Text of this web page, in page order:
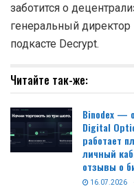
заботится о
генеральный
подкасте Decrypt.
Читайте так-же:
Binodex —
Digital
работает
личный
отзывы о
16.07.2026